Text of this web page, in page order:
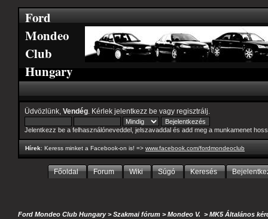
Ford
Mondeo
Club
Hungary
Üdvözlünk, Vendég . Kérlek jelentkezz be vagy regisztrálj
Jelentkezz be a felhasználóneveddel, jelszavaddal és add meg a munkamenet
Hírek: Keress minket a Facebook-on is! => www.facebook.com/fordmondeoclub
Főoldal Forum Wiki Súgó Keresés
Ford Mondeo Club Hungary>Szakmai fórum >Mondeo V. >MK5 Általános